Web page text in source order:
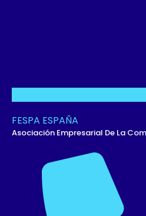
FESPA ESPAÑA
Asociación Empresarial De La